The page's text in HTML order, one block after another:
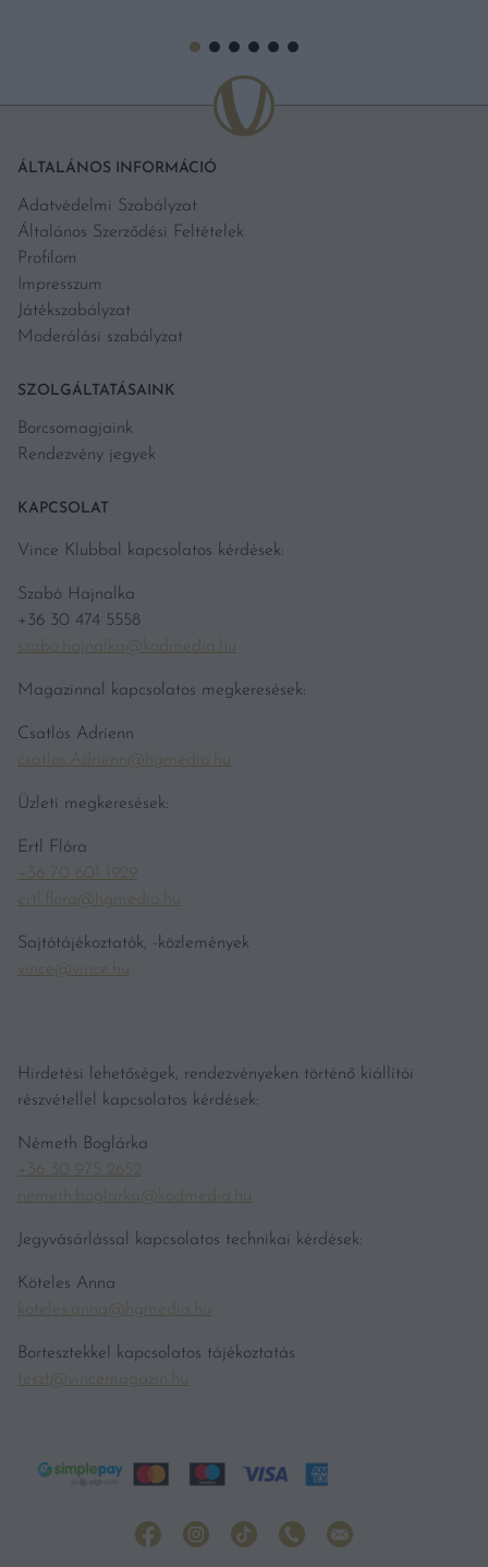
ÁLTALÁNOS INFORMÁCIÓ
Adatvédelmi Szabályzat
Általános Szerződési Feltételek
Profilom
Impresszum
Játékszabályzat
Moderálási szabályzat
SZOLGÁLTATÁSAINK
Borcsomagjaink
Rendezvény jegyek
KAPCSOLAT
Vince Klubbal kapcsolatos kérdések:
Szabó Hajnalka
+36 30 474 5558
szabo.hajnalka@kodmedia.hu
Magazinnal kapcsolatos megkeresések:
Csatlós Adrienn
csatlos.Adrienn@hgmedia.hu
Üzleti megkeresések:
Ertl Flóra
+36 70 601 1929
ertl.flora@hgmedia.hu
Sajtótájékoztatók, -közlemények
vince@vince.hu
Hirdetési lehetőségek, rendezvényeken történő kiállítói
részvétellel kapcsolatos kérdések:
Németh Boglárka
+36 30 975 2652
nemeth.boglarka@kodmedia.hu
Jegyvásárlással kapcsolatos technikai kérdések:
Köteles Anna
koteles.anna@hgmedia.hu
Bortesztekkel kapcsolatos tájékoztatás
teszt@vincemagazin.hu